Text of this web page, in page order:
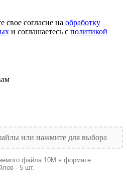
согласие на обработку
и соглашаетесь с политикой
или нажмите для выбора
файла 10M в формате .
- 5 шт.